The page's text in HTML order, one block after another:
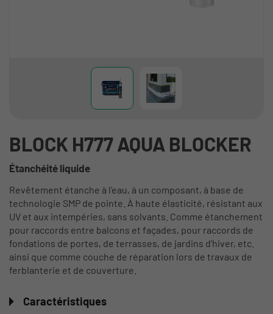
BLOCK H777 AQUA BLOCKER
Étanchéité liquide
Revêtement étanche à l'eau, à un composant, à base de
technologie SMP de pointe. À haute élasticité, résistant aux
UV et aux intempéries, sans solvants. Comme étanchement
pour raccords entre balcons et façades, pour raccords de
fondations de portes, de terrasses, de jardins d'hiver, etc.
ainsi que comme couche de réparation lors de travaux de
ferblanterie et de couverture.
Caractéristiques